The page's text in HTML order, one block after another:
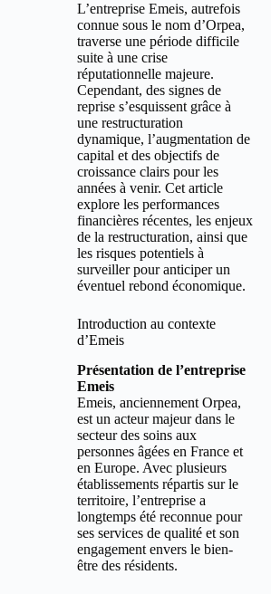
L’entreprise Emeis, autrefois
connue sous le nom d’Orpea,
traverse une période difficile
suite à une crise
réputationnelle majeure.
Cependant, des signes de
reprise s’esquissent grâce à
une restructuration
dynamique, l’augmentation de
capital et des objectifs de
croissance clairs pour les
années à venir. Cet article
explore les performances
financières récentes, les enjeux
de la restructuration, ainsi que
les risques potentiels à
surveiller pour anticiper un
éventuel rebond économique.
Introduction au contexte
d’Emeis
Présentation de l’entreprise
Emeis
Emeis, anciennement Orpea,
est un acteur majeur dans le
secteur des soins aux
personnes âgées en France et
en Europe. Avec plusieurs
établissements répartis sur le
territoire, l’entreprise a
longtemps été reconnue pour
ses services de qualité et son
engagement envers le bien-
être des résidents.